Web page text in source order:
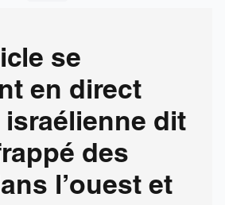
se
en direct
israélienne dit
des
l’ouest et